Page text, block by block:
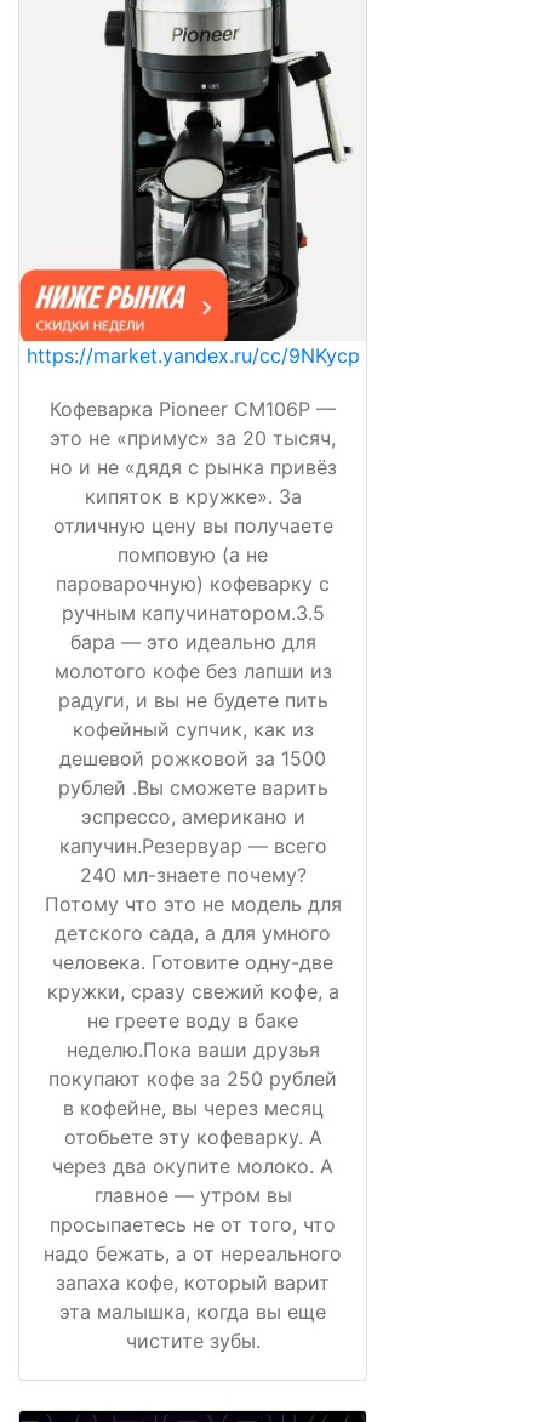
https://market.yandex.ru/cc/9NKycp
Кофеварка Pioneer CM106P —
это не «примус» за 20 тысяч,
но и не «дядя с рынка привёз
кипяток в кружке». За
отличную цену вы получаете
помповую (а не
пароварочную) кофеварку с
ручным капучинатором.3.5
бара — это идеально для
молотого кофе без лапши из
радуги, и вы не будете пить
кофейный супчик, как из
дешевой рожковой за 1500
рублей .Вы сможете варить
эспрессо, американо и
капучин.Резервуар — всего
240 мл-знаете почему?
Потому что это не модель для
детского сада, а для умного
человека. Готовите одну-две
кружки, сразу свежий кофе, а
не греете воду в баке
неделю.Пока ваши друзья
покупают кофе за 250 рублей
в кофейне, вы через месяц
отобьете эту кофеварку. А
через два окупите молоко. А
главное — утром вы
просыпаетесь не от того, что
надо бежать, а от нереального
запаха кофе, который варит
эта малышка, когда вы еще
чистите зубы.